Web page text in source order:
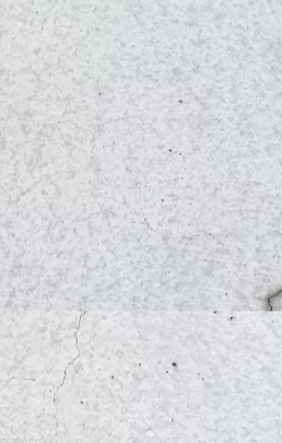
サービス・商品
SKコート
SK-RS
SK-RSソーラーリアペイン
SKニュートラル
Agグランコート